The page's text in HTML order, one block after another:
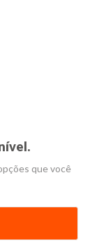
que você